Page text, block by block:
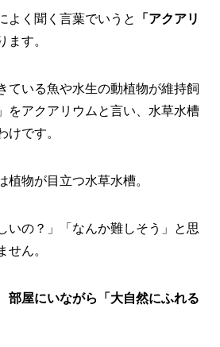
よく聞く言葉でいうと
「アクアリ
ます。
ている魚や水生の動植物が維持飼
をアクアリウムと言い、水草水槽
けです。
植物が目立つ水草水槽。
いの？」「なんか難しそう」と思
せん。
部屋にいながら「大自然にふれる